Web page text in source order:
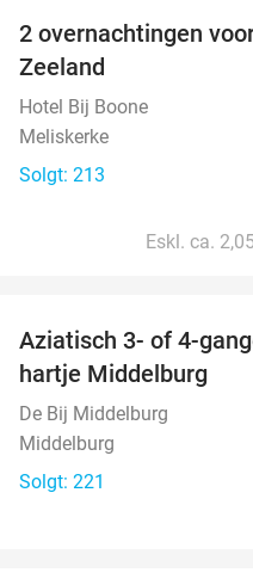
2 overnachtingen
Zeeland
Hotel Bij Boone
Meliskerke
Solgt: 213
Eskl. ca.
Aziatisch 3- of 4-
hartje Middelburg
De Bij Middelburg
Middelburg
Solgt: 221